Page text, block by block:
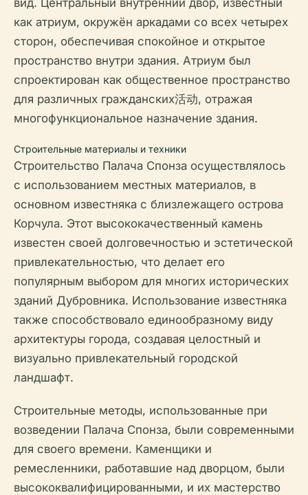
как атриум, окружён аркадами со всех четырех
сторон, обеспечивая спокойное и открытое
пространство внутри здания. Атриум был
спроектирован как общественное пространство
для различных гражданских活动, отражая
многофункциональное назначение здания.
Строительные материалы и техники
Строительство Палача Спонза осуществлялось
с использованием местных материалов, в
основном известняка с близлежащего острова
Корчула. Этот высококачественный камень
известен своей долговечностью и эстетической
привлекательностью, что делает его
популярным выбором для многих исторических
зданий Дубровника. Использование известняка
также способствовало единообразному виду
архитектуры города, создавая целостный и
визуально привлекательный городской
ландшафт.
Строительные методы, использованные при
возведении Палача Спонза, были современными
для своего времени. Каменщики и
ремесленники, работавшие над дворцом, были
высококвалифицированными, и их мастерство